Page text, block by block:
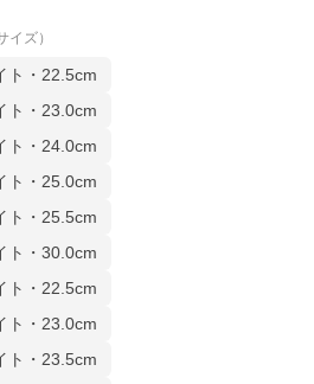
ズ）
ト・22.5cm
ト・23.0cm
ト・24.0cm
ト・25.0cm
ト・25.5cm
ト・30.0cm
ト・22.5cm
ト・23.0cm
ト・23.5cm